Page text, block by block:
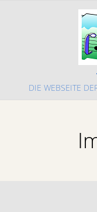
DIE WEBSEITE